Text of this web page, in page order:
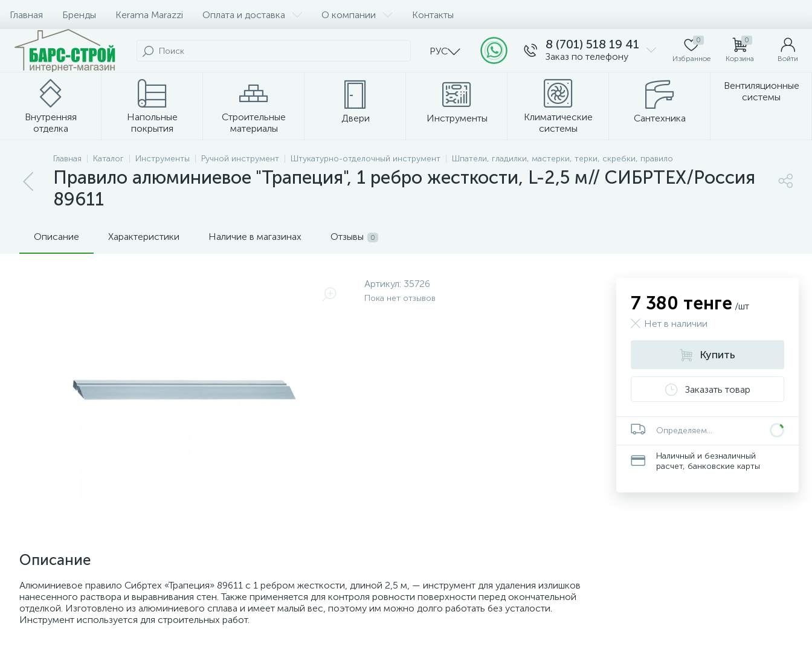
Главная Бренды Kerama Marazzi Оплата и доставка О компании Контакты
РУС 8 (701) 518 19 41
Заказ по телефону
0
Избранное
0
Корзина Войти
Внутренняя
отделка
Напольные
покрытия
Строительные
материалы
Двери Инструменты
Климатические
системы
Сантехника
Вентиляционные
системы
Плитка и керамогранит Прочее
Главная Каталог Инструменты Ручной инструмент Штукатурно-отделочный инструмент Шпатели, гладилки, мастерки, терки, скребки, правило
Правило алюминиевое "Трапеция", 1 ребро жесткости, L-2,5 м// СИБРТЕХ/Россия
89611
Описание Характеристики Наличие в магазинах Отзывы 0
Артикул: 35726
Пока нет отзывов
Описание
Алюминиевое правило Сибртех «Трапеция» 89611 с 1 ребром жесткости, длиной 2,5 м, — инструмент для удаления излишков
нанесенного раствора и выравнивания стен. Также применяется для контроля ровности поверхности перед окончательной
отделкой. Изготовлено из алюминиевого сплава и имеет малый вес, поэтому им можно долго работать без усталости.
Инструмент используется для строительных работ.
7 380 тенге /шт
Нет в наличии
Купить
Заказать товар
Определяем...
Наличный и безналичный
расчет, банковские карты